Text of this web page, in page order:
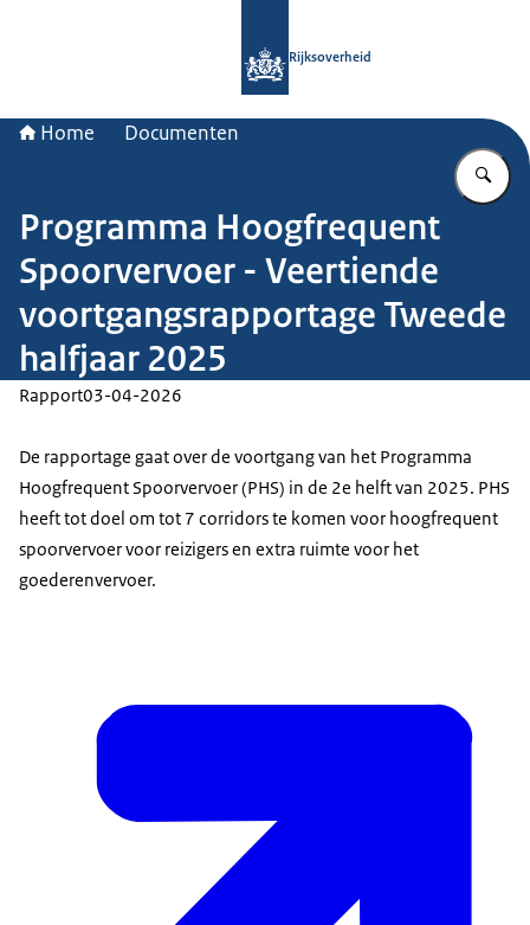
Rijksoverheid
Home Documenten
Programma Hoogfrequent
Spoorvervoer - Veertiende
voortgangsrapportage Tweede
halfjaar 2025
Rapport03-04-2026
De rapportage gaat over de voortgang van het Programma
Hoogfrequent Spoorvervoer (PHS) in de 2e helft van 2025. PHS
heeft tot doel om tot 7 corridors te komen voor hoogfrequent
spoorvervoer voor reizigers en extra ruimte voor het
goederenvervoer.